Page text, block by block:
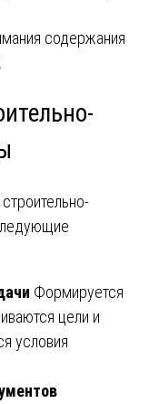
содержания
Формируется
цели и
условия